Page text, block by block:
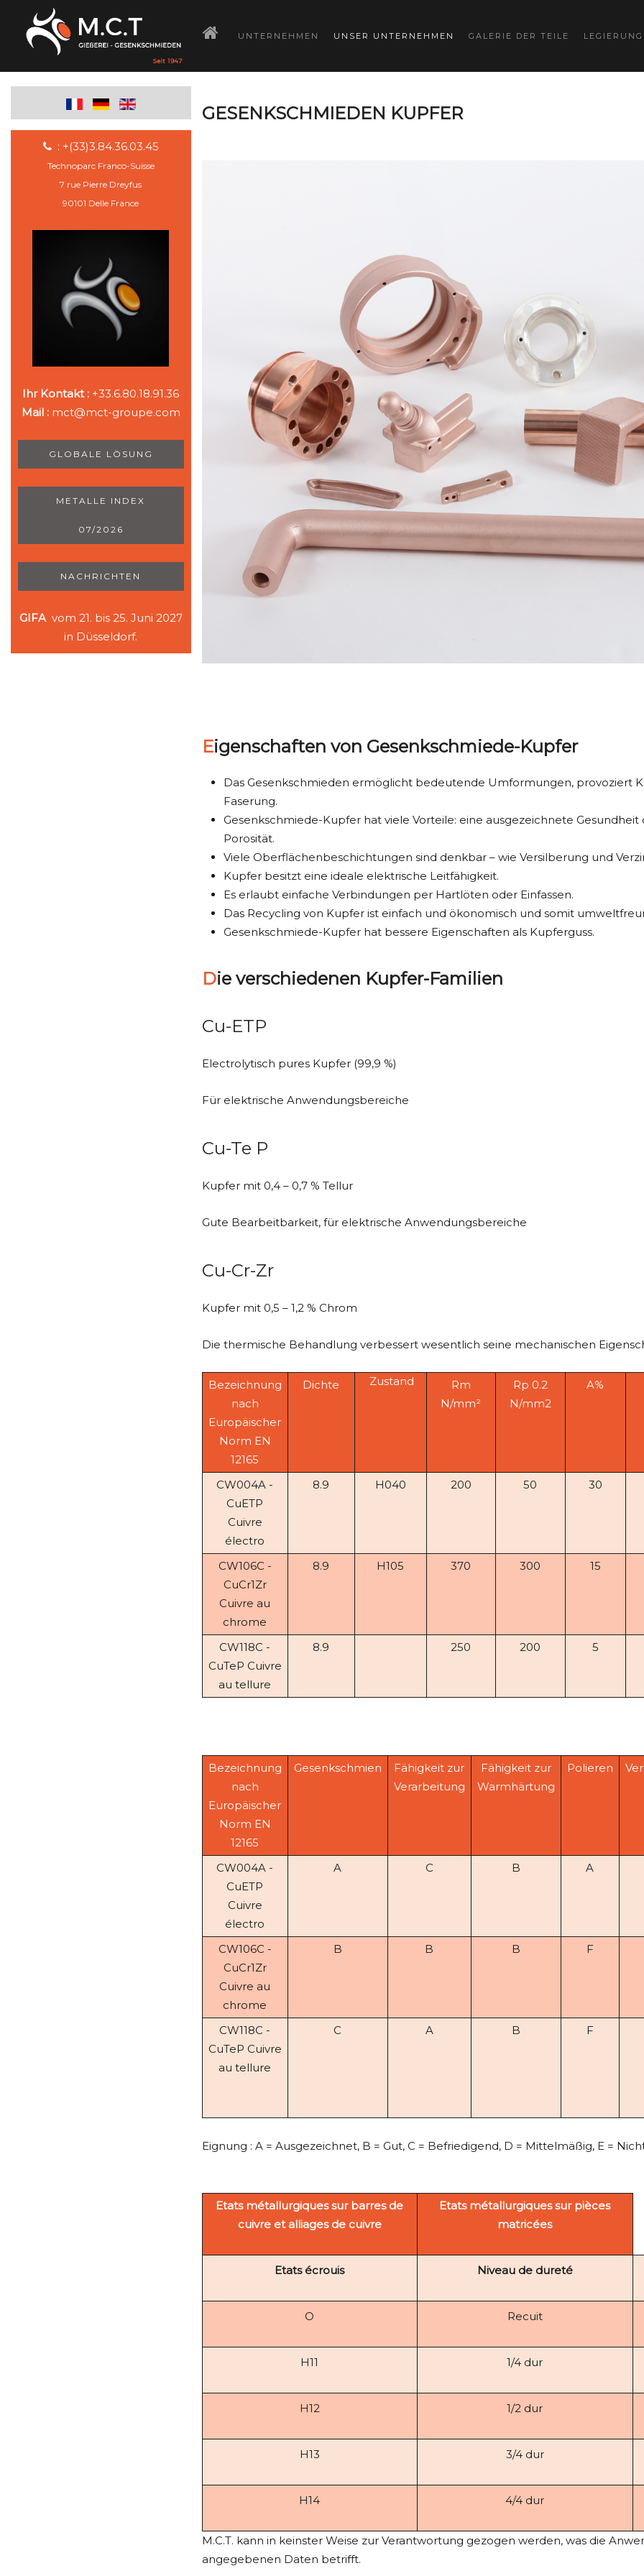
UNTERNEHMEN UNSER UNTERNEHMEN GALERIE DER TEILE
GESENKSCHMIEDEN KUPFER
Eigenschaften von Gesenkschmiede-Kupfer
Das Gesenkschmieden ermöglicht bedeutende Umformungen, provoziert
Faserung.
Gesenkschmiede-Kupfer hat viele Vorteile: eine ausgezeichnete
Porosität.
Viele Oberflächenbeschichtungen sind denkbar – wie Versilberung und
Kupfer besitzt eine ideale elektrische Leitfähigkeit.
Es erlaubt einfache Verbindungen per Hartlöten oder Einfassen.
Das Recycling von Kupfer ist einfach und ökonomisch und somit
Gesenkschmiede-Kupfer hat bessere Eigenschaften als Kupferguss.
Die verschiedenen Kupfer-Familien
Cu-ETP
Electrolytisch pures Kupfer (99,9 %)
Für elektrische Anwendungsbereiche
Cu-Te P
Kupfer mit 0,4 – 0,7 % Tellur
Gute Bearbeitbarkeit, für elektrische Anwendungsbereiche
Cu-Cr-Zr
Kupfer mit 0,5 – 1,2 % Chrom
Die thermische Behandlung verbessert wesentlich seine mechanischen
Bezeichnung
nach
Europäischer
Norm EN
12165
Dichte Zustand
Rm
N/mm²
Rp 0.2
N/mm2
A%
CW004A -
CuETP
Cuivre
électro
8.9 H040 200 50 30
CW106C -
CuCr1Zr
Cuivre au
chrome
8.9 H105 370 300 15
CW118C -
CuTeP Cuivre
au tellure
8.9 250 200 5
Bezeichnung
nach
Europäischer
Norm EN
12165
Gesenkschmien
Fähigkeit zur
Verarbeitung
Fähigkeit zur
Warmhärtung
Polieren
CW004A -
CuETP
Cuivre
électro
A C B A
CW106C -
CuCr1Zr
Cuivre au
chrome
B B B F
CW118C -
CuTeP Cuivre
au tellure
C A B F
Eignung : A = Ausgezeichnet, B = Gut, C = Befriedigend, D = Mittelmäßig, E =
Etats métallurgiques sur barres de
cuivre et alliages de cuivre
Etats métallurgiques sur pièces
matricées
Etats écrouis Niveau de dureté
O Recuit
H11 1/4 dur
H12 1/2 dur
H13 3/4 dur
H14 4/4 dur
M.C.T. kann in keinster Weise zur Verantwortung gezogen werden, was die
angegebenen Daten betrifft.
: +(33)3.84.36.03.45
Technoparc Franco-Suisse
7 rue Pierre Dreyfus
90101 Delle France
Ihr Kontakt : +33.6.80.18.91.36
Mail : mct@mct-groupe.com
GLOBALE LÖSUNG
METALLE INDEX
07/2026
NACHRICHTEN
GIFA vom 21. bis 25. Juni 2027
in Düsseldorf.